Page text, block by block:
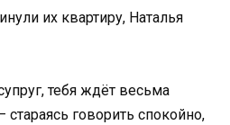
их квартиру, Наталья
тебя ждёт весьма
говорить спокойно,